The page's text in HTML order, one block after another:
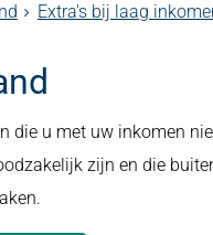
Extra's bij laag
die u met uw inkomen
zijn en die